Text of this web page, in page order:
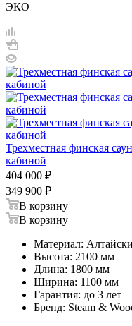
ЭКО
Трехместная финская
кабиной
404 000 ₽
349 900 ₽
В корзину
В корзину
Материал:
Высота: 2100 мм
Длина: 1800 мм
Ширина: 1100 мм
Гарантия: до 3 лет
Бренд: Steam &